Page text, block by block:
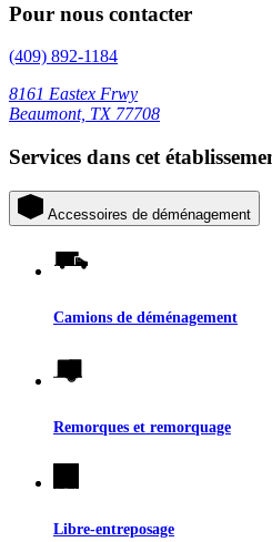
Pour nous contacter
(409) 892-1184
8161 Eastex Frwy
Beaumont, TX 77708
Services dans cet
Accessoires de déménagement
Camions de déménagement
Remorques et remorquage
Libre-entreposage